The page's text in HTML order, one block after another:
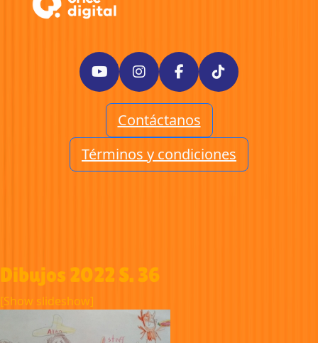
Contáctanos
Términos y condiciones
Dibujos 2022 S. 36
[Show slideshow]